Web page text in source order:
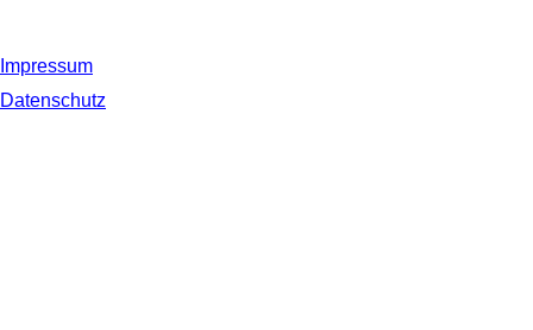
Impressum
Datenschutz